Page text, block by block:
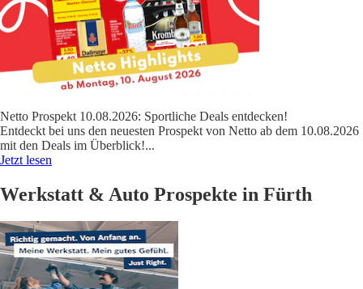
Netto Prospekt 10.08.2026: Sportliche Deals entdecken!
Entdeckt bei uns den neuesten Prospekt von Netto ab dem 10.08.2026
mit den Deals im Überblick!...
Jetzt lesen
Werkstatt & Auto Prospekte in Fürth